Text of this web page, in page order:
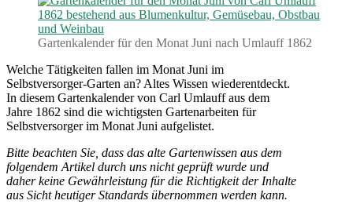
Gartenkalender für den Monat Juni nach Umlauff 1862
Welche Tätigkeiten fallen im Monat Juni im
Selbstversorger-Garten an? Altes Wissen wiederentdeckt.
In diesem Gartenkalender von Carl Umlauff aus dem
Jahre 1862 sind die wichtigsten Gartenarbeiten für
Selbstversorger im Monat Juni aufgelistet.
Bitte beachten Sie, dass das alte Gartenwissen aus dem
folgendem Artikel durch uns nicht geprüft wurde und
daher keine Gewährleistung für die Richtigkeit der Inhalte
aus Sicht heutiger Standards übernommen werden kann.